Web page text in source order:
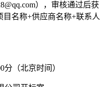
）
，审核通过后获
目名称+供应商名称+联系人
分 （北京时间）